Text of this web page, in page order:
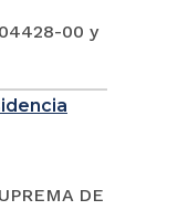
00 y
DE